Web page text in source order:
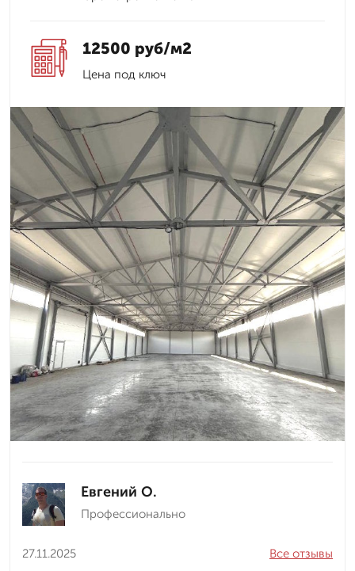
12500 руб/м2
Цена под ключ
Евгений О.
Профессионально
27.11.2025
Все отзывы